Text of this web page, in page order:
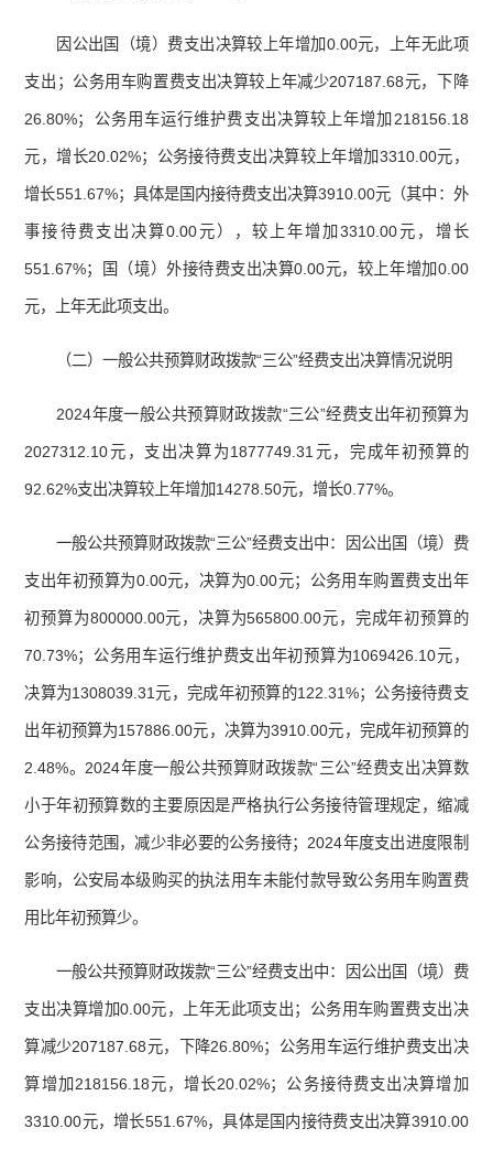
因公出国（境）费支出决算较上年增加0.00元，上年无此项
支出；公务用车购置费支出决算较上年减少207187.68元，下降
26.80%；公务用车运行维护费支出决算较上年增加218156.18
元，增长20.02%；公务接待费支出决算较上年增加3310.00元，
增长551.67%；具体是国内接待费支出决算3910.00元（其中：外
事接待费支出决算0.00元），较上年增加3310.00元，增长
551.67%；国（境）外接待费支出决算0.00元，较上年增加0.00
元，上年无此项支出。
（二）一般公共预算财政拨款“三公”经费支出决算情况说明
2024年度一般公共预算财政拨款“三公”经费支出年初预算为
2027312.10元，支出决算为1877749.31元，完成年初预算的
92.62%支出决算较上年增加14278.50元，增长0.77%。
一般公共预算财政拨款“三公”经费支出中：因公出国（境）费
支出年初预算为0.00元，决算为0.00元；公务用车购置费支出年
初预算为800000.00元，决算为565800.00元，完成年初预算的
70.73%；公务用车运行维护费支出年初预算为1069426.10元，
决算为1308039.31元，完成年初预算的122.31%；公务接待费支
出年初预算为157886.00元，决算为3910.00元，完成年初预算的
2.48%。2024年度一般公共预算财政拨款“三公”经费支出决算数
小于年初预算数的主要原因是严格执行公务接待管理规定，缩减
公务接待范围，减少非必要的公务接待；2024年度支出进度限制
影响，公安局本级购买的执法用车未能付款导致公务用车购置费
用比年初预算少。
一般公共预算财政拨款“三公”经费支出中：因公出国（境）费
支出决算增加0.00元，上年无此项支出；公务用车购置费支出决
算减少207187.68元，下降26.80%；公务用车运行维护费支出决
算增加218156.18元，增长20.02%；公务接待费支出决算增加
3310.00元，增长551.67%，具体是国内接待费支出决算3910.00